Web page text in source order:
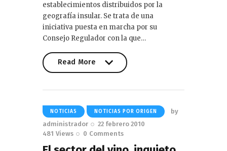
establecimientos distribuidos por la
geografía insular. Se trata de una
iniciativa puesta en marcha por su
Consejo Regulador con la que…
Read More
NOTICIAS NOTICIAS POR ORIGEN
by
administrador
22 febrero 2010
481 Views 0 Comments